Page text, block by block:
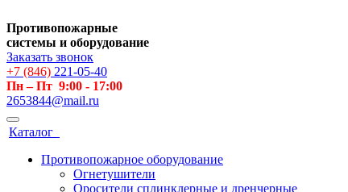
Противопожарные
системы и оборудование
Заказать звонок
+7 (846) 221-05-40
Пн – Пт 9:00 - 17:00
2653844@mail.ru
Каталог
Противопожарное оборудование
Огнетушители
Оросители сплинклерные и дренчерные